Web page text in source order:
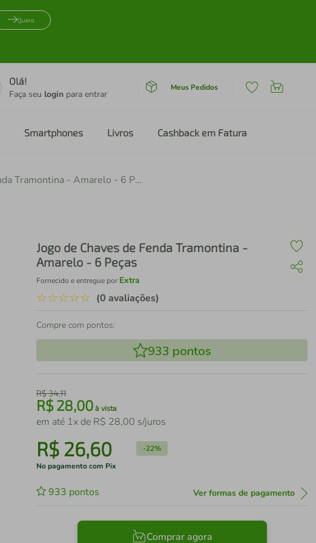
Quero
Olá!
Faça seu login para entrar
Meus Pedidos
Smartphones Livros Cashback em Fatura
Jogo de Chaves de Fenda Tramontina - Amarelo - 6 Peças
Jogo de Chaves de Fenda Tramontina -
Amarelo - 6 Peças
Fornecido e entregue por Extra
☆☆☆☆☆ (0 avaliações)
Compre com pontos:
933 pontos
R$34,11
R$28,00 à vista
em até 1x de R$ 28,00 s/juros
R$ 26,60 -22%
No pagamento com Pix
933 pontos Ver formas de pagamento
Comprar agora